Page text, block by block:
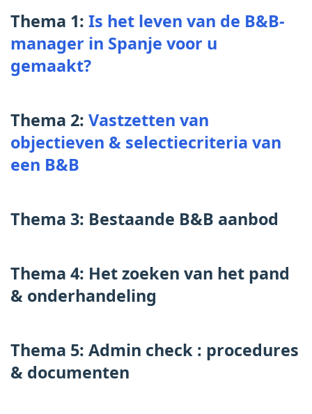
Thema 1: Is het leven van de B&B-
manager in Spanje voor u
gemaakt?
Thema 2: Vastzetten van
objectieven & selectiecriteria van
een B&B
Thema 3: Bestaande B&B aanbod
Thema 4: Het zoeken van het pand
& onderhandeling
Thema 5: Admin check : procedures
& documenten